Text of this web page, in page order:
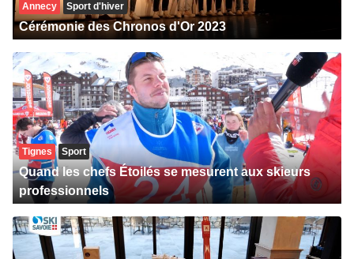
Annecy Sport d'hiver
Cérémonie des Chronos d'Or 2023
Tignes Sport
Quand les chefs Étoilés se mesurent aux skieurs
professionnels